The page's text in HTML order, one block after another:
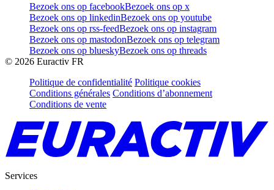
Bezoek ons op facebookBezoek ons op x
Bezoek ons op linkedinBezoek ons op youtube
Bezoek ons op rss-feedBezoek ons op instagram
Bezoek ons op mastodonBezoek ons op telegram
Bezoek ons op blueskyBezoek ons op threads
© 2026 Euractiv FR
Politique de confidentialité Politique cookies
Conditions générales Conditions d’abonnement
Conditions de vente
Services